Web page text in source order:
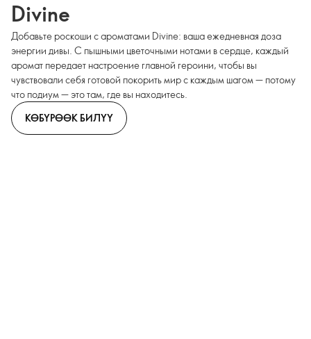
Divine
Добавьте роскоши с ароматами Divine: ваша ежедневная доза
энергии дивы. С пышными цветочными нотами в сердце, каждый
аромат передает настроение главной героини, чтобы вы
чувствовали себя готовой покорить мир с каждым шагом — потому
что подиум — это там, где вы находитесь.
КӨБҮРӨӨК БИЛҮҮ